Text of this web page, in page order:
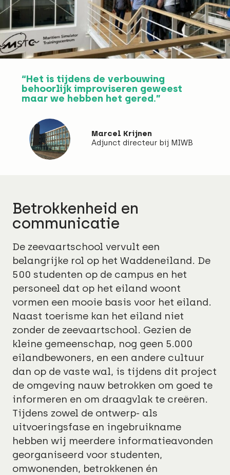
“Het is tijdens de verbouwing
behoorlijk improviseren geweest
maar we hebben het gered.”
Marcel Krijnen
Adjunct directeur bij MIWB
Betrokkenheid en
communicatie
De zeevaartschool vervult een
belangrijke rol op het Waddeneiland. De
500 studenten op de campus en het
personeel dat op het eiland woont
vormen een mooie basis voor het eiland.
Naast toerisme kan het eiland niet
zonder de zeevaartschool. Gezien de
kleine gemeenschap, nog geen 5.000
eilandbewoners, en een andere cultuur
dan op de vaste wal, is tijdens dit project
de omgeving nauw betrokken om goed te
informeren en om draagvlak te creëren.
Tijdens zowel de ontwerp- als
uitvoeringsfase en ingebruikname
hebben wij meerdere informatieavonden
georganiseerd voor studenten,
omwonenden, betrokkenen én